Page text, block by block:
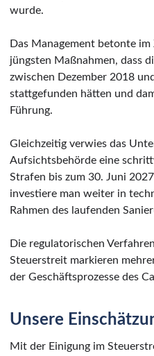
wurde.
Das Management betonte
jüngsten Maßnahmen, dass
zwischen Dezember 2018
stattgefunden hätten und
Führung.
Gleichzeitig verwies das
Aufsichtsbehörde eine
Strafen bis zum 30. Juni
investiere man weiter in
Rahmen des laufenden
Die regulatorischen
Steuerstreit markieren
der Geschäftsprozesse des
Unsere
Mit der Einigung im